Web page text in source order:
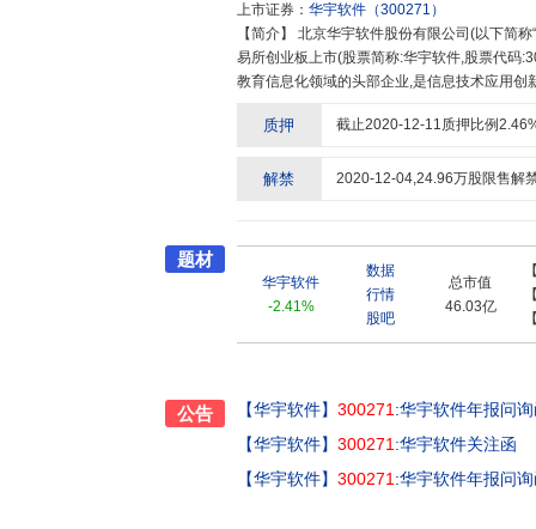
上市证券： 华宇软件 （300271 ）
【简介】
易所创业板上市(股票简称:华宇软件,股票代码
教育信息化领域的头部企业,是信息技术应用
德载物”的企业精神,以“持续创新,成就客户”
解客户需求,整合研发、咨询、服务等理念,运
质押 截止2020-12-11质押比例2.46
解禁 2020-12-04,24.96万股限售解
题材
华宇软件
-2.41%
数据
行情
股吧
总市值
46.03亿
公告 【华宇软件】 300271 :华宇软件年报问
【华宇软件】 300271 :华宇软件关注函
【华宇软件】 300271 :华宇软件年报问